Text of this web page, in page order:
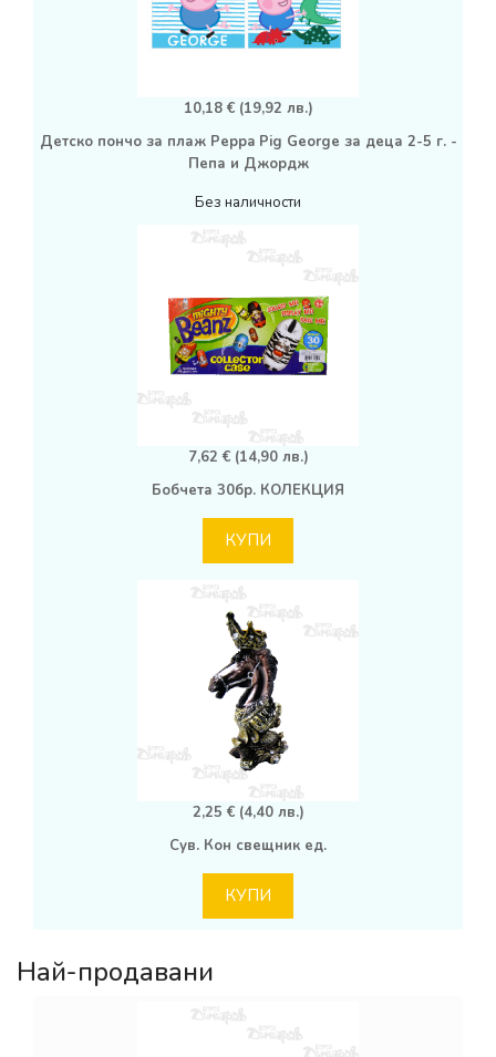
10,18 € (19,92 лв.)
Детско пончо за плаж Peppa Pig George за деца 2-5 г. -
Пепа и Джордж
Без наличности
7,62 € (14,90 лв.)
Бобчета 30бр. КОЛЕКЦИЯ
КУПИ
2,25 € (4,40 лв.)
Сув. Кон свещник ед.
КУПИ
Най-продавани